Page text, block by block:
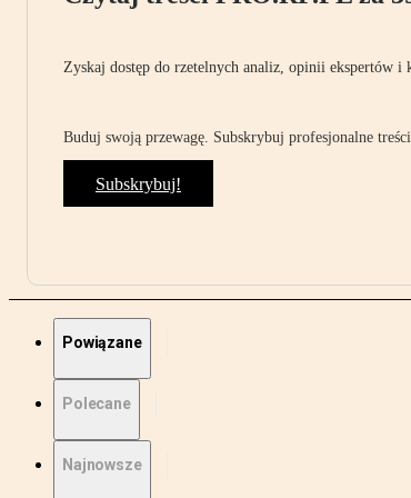
Zyskaj dostęp do rzetelnych analiz, opinii ekspertów i
Buduj swoją przewagę. Subskrybuj profesjonalne
Subskrybuj!
Powiązane
Polecane
Najnowsze